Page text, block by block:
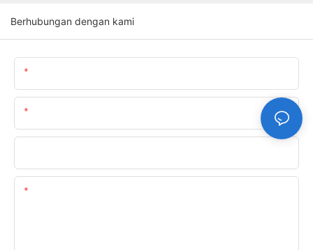
Berhubungan dengan kami